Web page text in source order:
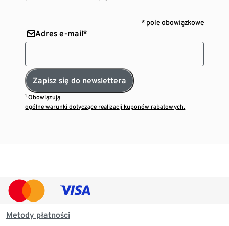
* pole obowiązkowe
Adres e-mail*
Zapisz się do newslettera
¹ Obowiązują
ogólne warunki dotyczące realizacji kuponów rabatowych.
Metody płatności